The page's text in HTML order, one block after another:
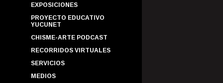
EXPOSICIONES
PROYECTO EDUCATIVO
YUCUNET
CHISME-ARTE PODCAST
RECORRIDOS VIRTUALES
SERVICIOS
MEDIOS